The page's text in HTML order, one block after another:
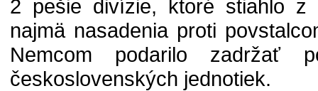
2 pešie divízie, ktoré stiahlo z
najmä nasadenia proti
Nemcom podarilo zadržať
československých jednotiek.